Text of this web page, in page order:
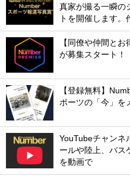
真家が撮る一瞬の
トを開催します。
【同僚や仲間と
が募集スタート！
【登録無料】
ポーツの「今」を
YouTubeチャンネ
ールや陸上、バス
を動画で